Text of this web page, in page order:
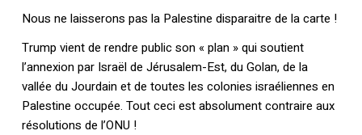
Nous ne laisserons pas la Palestine disparaitre de la carte !
Trump vient de rendre public son « plan » qui soutient
l’annexion par Israël de Jérusalem-Est, du Golan, de la
vallée du Jourdain et de toutes les colonies israéliennes en
Palestine occupée. Tout ceci est absolument contraire aux
résolutions de l’ONU !